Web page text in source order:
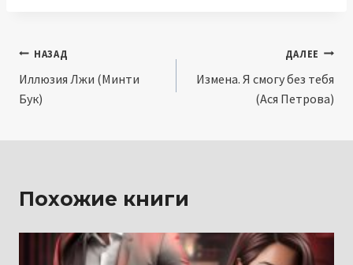
Навигация
по
НАЗАД
Иллюзия Лжи (Минти
Бук)
ДАЛЕЕ
Измена. Я смогу без тебя
(Ася Петрова)
Похожие книги